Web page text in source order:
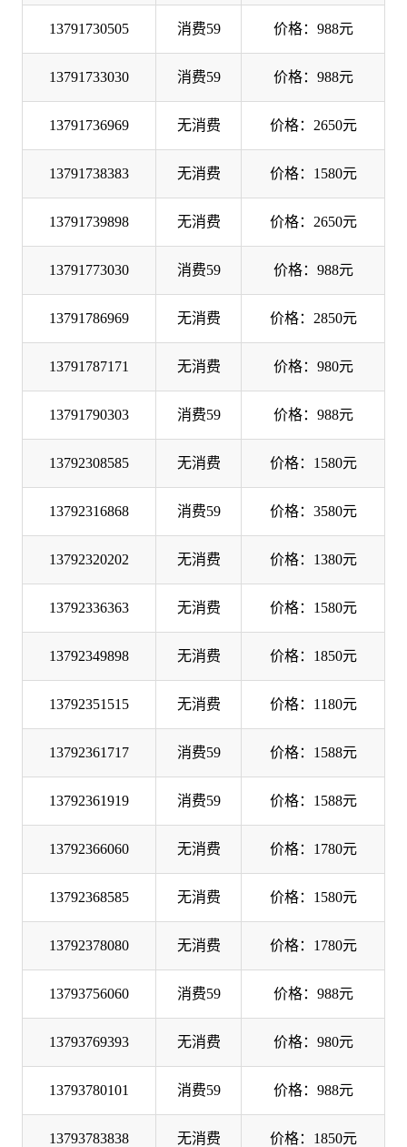
13791730505 消费59 价格：988元
13791733030 消费59 价格：988元
13791736969 无消费 价格：2650元
13791738383 无消费 价格：1580元
13791739898 无消费 价格：2650元
13791773030 消费59 价格：988元
13791786969 无消费 价格：2850元
13791787171 无消费 价格：980元
13791790303 消费59 价格：988元
13792308585 无消费 价格：1580元
13792316868 消费59 价格：3580元
13792320202 无消费 价格：1380元
13792336363 无消费 价格：1580元
13792349898 无消费 价格：1850元
13792351515 无消费 价格：1180元
13792361717 消费59 价格：1588元
13792361919 消费59 价格：1588元
13792366060 无消费 价格：1780元
13792368585 无消费 价格：1580元
13792378080 无消费 价格：1780元
13793756060 消费59 价格：988元
13793769393 无消费 价格：980元
13793780101 消费59 价格：988元
13793783838 无消费 价格：1850元